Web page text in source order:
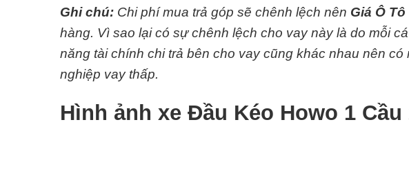
Ghi chú: Chi phí mua trả góp sẽ chênh lệch nên Giá Ô Tô
hàng. Vì sao lại có sự chênh lệch cho vay này là do mỗi
năng tài chính chi trả bên cho vay cũng khác nhau nên
nghiệp vay thấp.
Hình ảnh xe Đầu Kéo Howo 1 Cầu